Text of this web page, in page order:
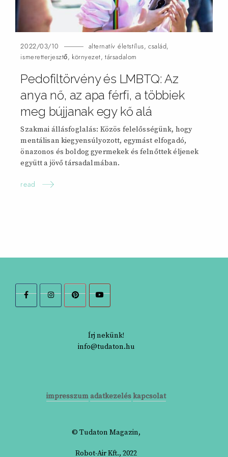
2022/03/10 alternatív életstílus, család,
ismeretterjesztő, környezet,társadalom
Pedofiltörvény és LMBTQ: Az
anya nő, az apa férfi, a többiek
meg bújjanak egy kő alá
Szakmai állásfoglalás: Közös felelősségünk, hogy
mentálisan kiegyensúlyozott, egymást elfogadó,
önazonos és boldog gyermekek és felnőttek éljenek
együtt a jövő társadalmában.
read
Írj nekünk!
info@tudaton.hu
impresszum adatkezeléskapcsolat
© Tudaton Magazin,
Robot-Air Kft., 2022